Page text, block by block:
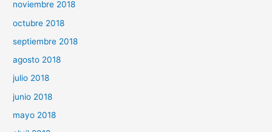
noviembre 2018
octubre 2018
septiembre 2018
agosto 2018
julio 2018
junio 2018
mayo 2018